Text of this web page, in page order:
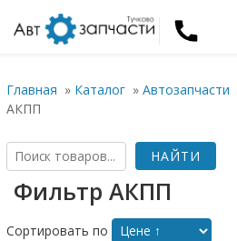
Главная » Каталог »Автозапчасти
АКПП
Фильтр АКПП
Сортировать по